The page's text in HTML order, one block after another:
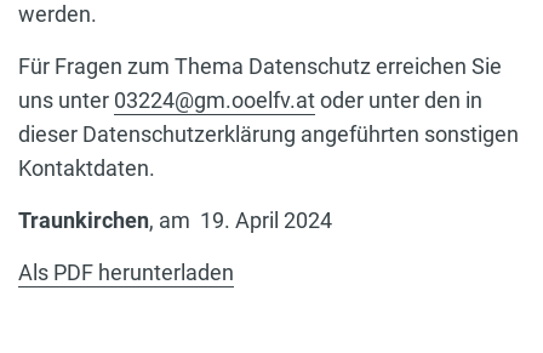
werden.
Für Fragen zum Thema Datenschutz erreichen Sie
uns unter 03224@gm.ooelfv.atoder unter den in
dieser Datenschutzerklärung angeführten sonstigen
Kontaktdaten.
Traunkirchen, am 19. April 2024
Als PDF herunterladen